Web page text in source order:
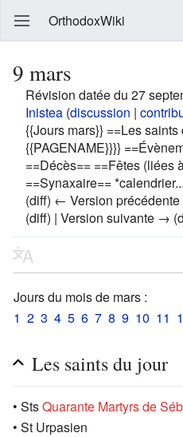
OrthodoxWiki
9 mars
Révision datée du 27
Inistea (discussion |
{{Jours mars}} ==Les
{{PAGENAME}}}}
==Décès== ==Fêtes (liées
==Synaxaire==
(diff) ← Version
(diff) | Version suivante →
Jours du mois de mars :
1 2 3 4 5 6 7 8 9 10 11
Les saints du jour
• StsQuarante Martyrs de
• St Urpasien